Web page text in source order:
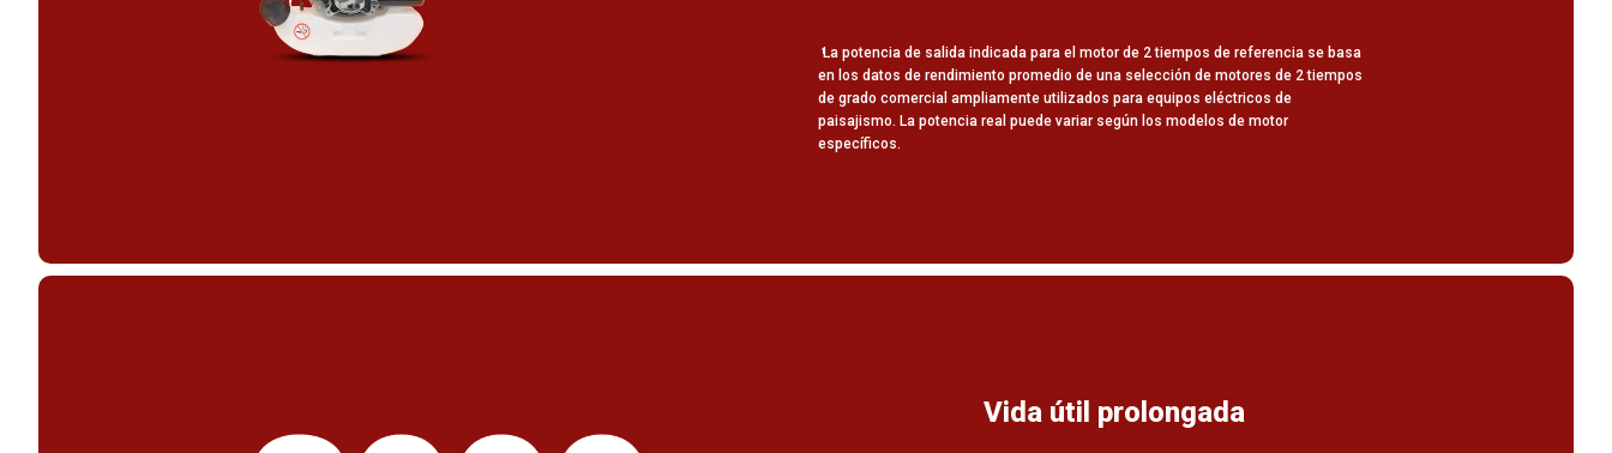
1La potencia de salida indicada para el motor de 2 tiempos de referencia se basa
en los datos de rendimiento promedio de una selección de motores de 2 tiempos
de grado comercial ampliamente utilizados para equipos eléctricos de
paisajismo. La potencia real puede variar según los modelos de motor
específicos.
Vida útil prolongada